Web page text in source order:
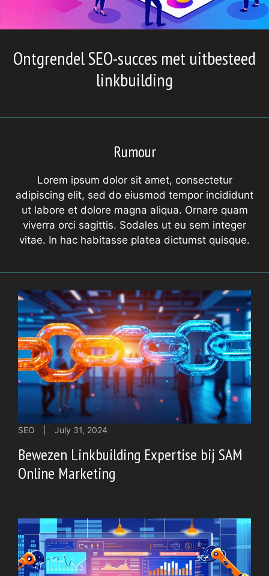
Ontgrendel SEO-succes met uitbesteed
linkbuilding
Rumour
Lorem ipsum dolor sit amet, consectetur
adipiscing elit, sed do eiusmod tempor incididunt
ut labore et dolore magna aliqua. Ornare quam
viverra orci sagittis. Sodales ut eu sem integer
vitae. In hac habitasse platea dictumst quisque.
SEO July 31, 2024
Bewezen Linkbuilding Expertise bij SAM
Online Marketing